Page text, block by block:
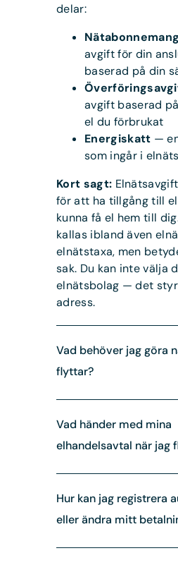
delar:
Nätabonnemang
avgift för din
baserad på din
avgift baserad
el du förbrukat
Energiskatt —
som ingår i
Kort sagt:
för att ha tillgång till
kunna få el hem till
kallas ibland även
elnätstaxa, men
sak. Du kan inte välja
elnätsbolag — det
adress.
Vad behöver jag göra
flyttar?
flytten och teckna ett
elhandelsavtal för din
Det här behöver du
Vad händer med mina
elhandelsavtal när jag
automatiskt och ett
måste tecknas för din
Hur kan jag registrera
eller ändra mitt